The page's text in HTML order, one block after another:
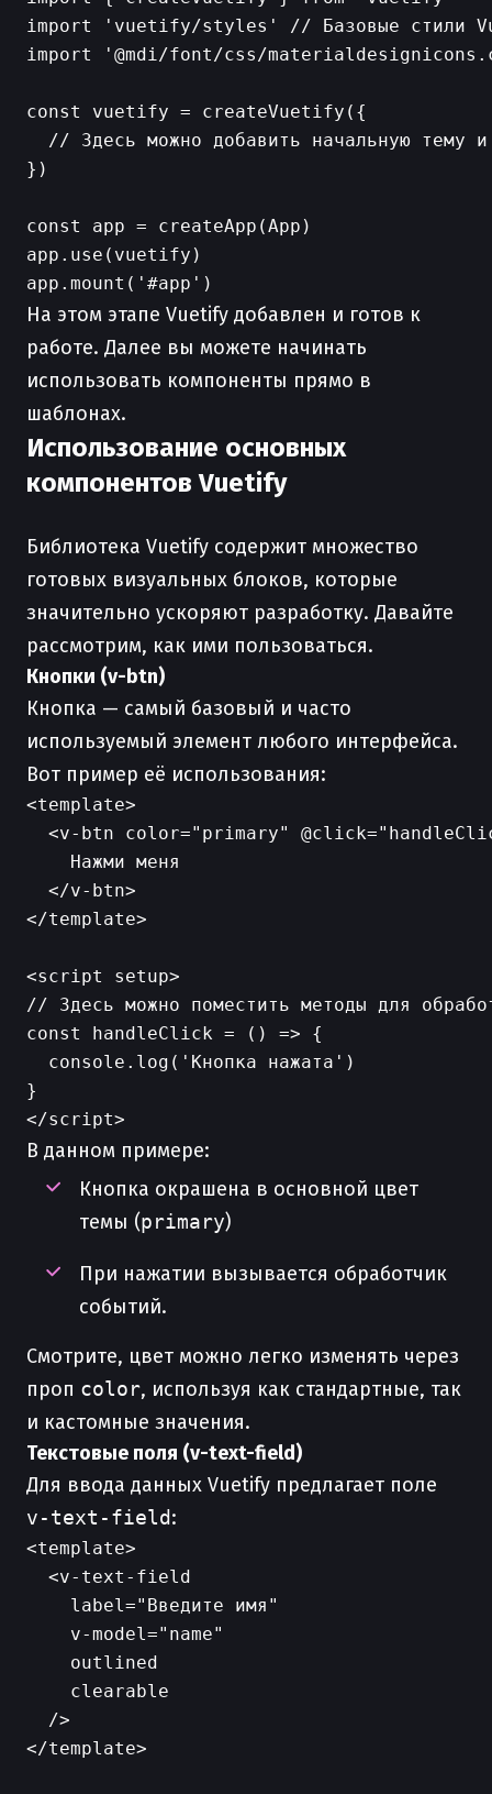
import 'vuetify/styles' // Базовые стили
import '@mdi/font/css/
const vuetify = createVuetify({
// Здесь можно добавить начальную тему
})
const app = createApp(App)
app.use(vuetify)
На этом этапе Vuetify добавлен и готов к
работе. Далее вы можете начинать
использовать компоненты прямо в
шаблонах.
Использование основных
компонентов Vuetify
Библиотека Vuetify содержит множество
готовых визуальных блоков, которые
значительно ускоряют разработку. Давайте
рассмотрим, как ими пользоваться.
Кнопки (v-btn)
Кнопка — самый базовый и часто
используемый элемент любого интерфейса.
Вот пример её использования:
<template>
<v-btn color="primary"
    Нажми меня
  </v-btn>
</template>
<script setup>
// Здесь можно поместить методы для
const handleClick = () => {
  console.log('Кнопка нажата')
}
В данном примере:
Кнопка окрашена в основной цвет
темы (primary)
При нажатии вызывается обработчик
событий.
Смотрите, цвет можно легко изменять через
проп color, используя как стандартные, так
и кастомные значения.
Текстовые поля (v-text-field)
Для ввода данных Vuetify предлагает поле
v-text-field:
<template>
  <v-text-field
    label="Введите имя"
    v-model="name"
    outlined
    clearable
  />
</template>